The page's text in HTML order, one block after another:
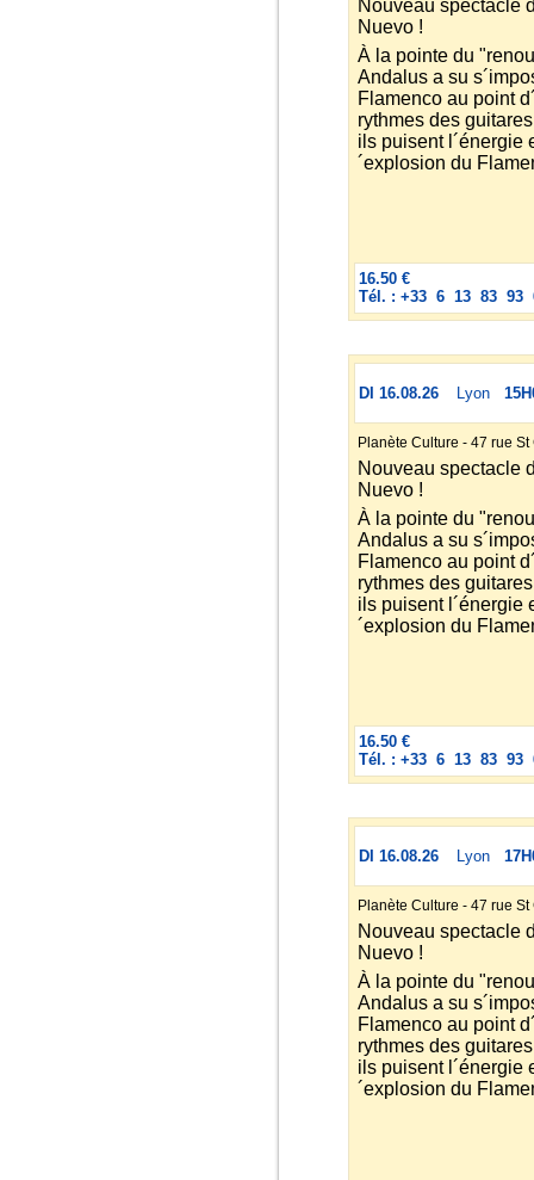
Nouveau spectacle
Nuevo !
À la pointe du
Andalus a su
Flamenco au point
rythmes des
ils puisent l´énergie
´explosion du
16.50 €
Tél. : +33 6 13 83 93
DI 16.08.26 Lyon
Planète Culture - 47 rue St
Nouveau spectacle
Nuevo !
À la pointe du
Andalus a su
Flamenco au point
rythmes des
ils puisent l´énergie
´explosion du
16.50 €
Tél. : +33 6 13 83 93
DI 16.08.26 Lyon
Planète Culture - 47 rue St
Nouveau spectacle
Nuevo !
À la pointe du
Andalus a su
Flamenco au point
rythmes des
ils puisent l´énergie
´explosion du